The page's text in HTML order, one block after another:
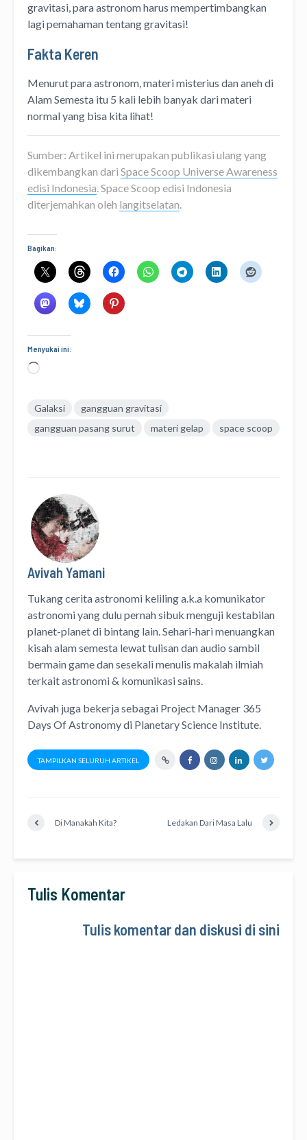
gravitasi, para astronom harus mempertimbangkan
lagi pemahaman tentang gravitasi!
Fakta Keren
Menurut para astronom, materi misterius dan aneh di
Alam Semesta itu 5 kali lebih banyak dari materi
normal yang bisa kita lihat!
Sumber: Artikel ini merupakan publikasi ulang yang
dikembangkan dari Space Scoop Universe Awareness
edisi Indonesia. Space Scoop edisi Indonesia
diterjemahkan oleh langitselatan.
Bagikan:
Menyukai ini:
Memuat...
Galaksi
gangguan gravitasi
gangguan pasang surut
materi gelap space scoop
Avivah Yamani
Tukang cerita astronomi kelilinga.k.a komunikator
astronomiyang dulu pernah sibuk menguji kestabilan
planet-planet di bintang lain. Sehari-hari menuangkan
kisah alam semesta lewattulisandanaudio sambil
bermain game dan sesekali menulis makalah ilmiah
terkait astronomi & komunikasi sains.
Avivah juga bekerja sebagai Project Manager 365
Days Of Astronomydi Planetary Science Institute.
TAMPILKAN SELURUH ARTIKEL
Di Manakah Kita? Ledakan Dari Masa Lalu
Tulis Komentar
Tulis komentar dan diskusi di sini